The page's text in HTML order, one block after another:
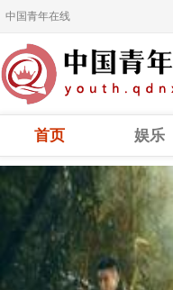
中国青年在线
首页 娱乐